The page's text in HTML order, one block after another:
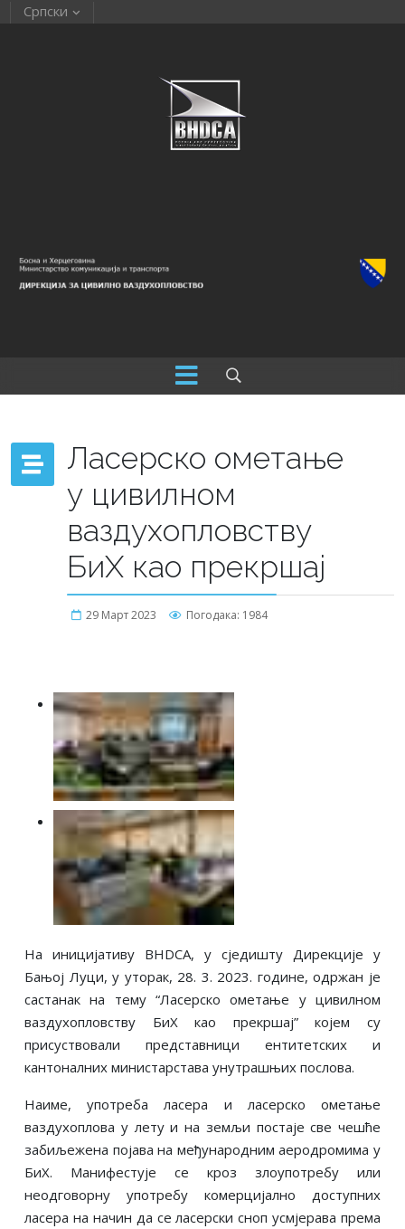
Српски
Ласерско ометање
у цивилном
ваздухопловству
БиХ као прекршај
29 Март 2023 Погодака: 1984
На иницијативу BHDCA, у сједишту Дирекције у
Бањој Луци, у уторак, 28. 3. 2023. године, одржан је
састанак на тему “Ласерско ометање у цивилном
ваздухопловству БиХ као прекршај” којем су
присуствовали представници ентитетских и
кантоналних министарстава унутрашњих послова.
Наиме, употреба ласера и ласерско ометање
ваздухоплова у лету и на земљи постаје све чешће
забиљежена појава на међународним аеродромима у
БиХ. Манифестује се кроз злоупотребу или
неодговорну употребу комерцијално доступних
ласера на начин да се ласерски сноп усмјерава према